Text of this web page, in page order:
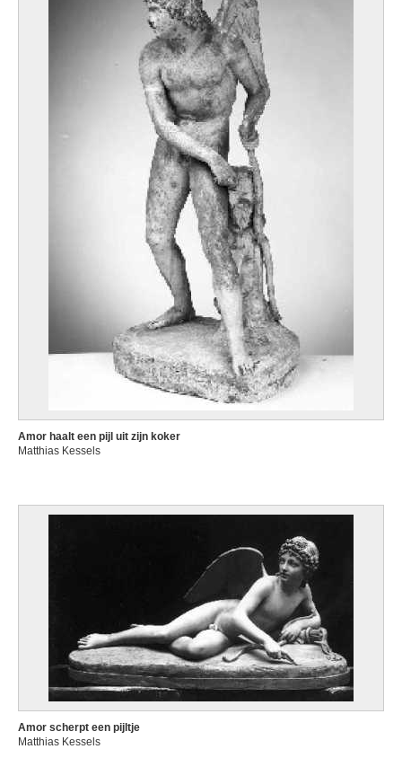
Amor haalt een pijl uit zijn koker
Matthias Kessels
Amor scherpt een pijltje
Matthias Kessels